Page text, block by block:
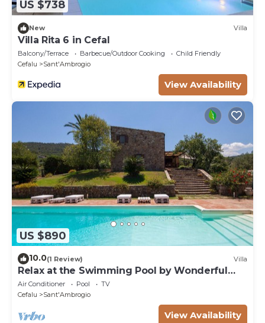
US $738
New Villa
Villa Rita 6 in Cefal
Balcony/Terrace Barbecue/Outdoor Cooking
Child Friendly
Cefalu
Sant'Ambrogio
View Availability
US $890
10.0(1 Review) Villa
Relax at the Swimming Pool by Wonderful
Italy
Air Conditioner Pool
TV
Cefalu
Sant'Ambrogio
View Availability